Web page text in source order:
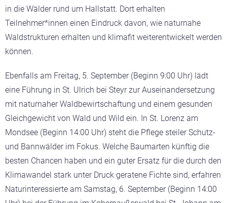
in die Wälder rund um Hallstatt. Dort erhalten
Teilnehmer*innen einen Eindruck davon, wie naturnahe
Waldstrukturen erhalten und klimafit weiterentwickelt werden
können.
Ebenfalls am Freitag, 5. September (Beginn 9:00 Uhr) lädt
eine Führung in St. Ulrich bei Steyr zur Auseinandersetzung
mit naturnaher Waldbewirtschaftung und einem gesunden
Gleichgewicht von Wald und Wild ein. In St. Lorenz am
Mondsee (Beginn 14:00 Uhr) steht die Pflege steiler Schutz-
und Bannwälder im Fokus. Welche Baumarten künftig die
besten Chancen haben und ein guter Ersatz für die durch den
Klimawandel stark unter Druck geratene Fichte sind, erfahren
Naturinteressierte am Samstag, 6. September (Beginn 14:00